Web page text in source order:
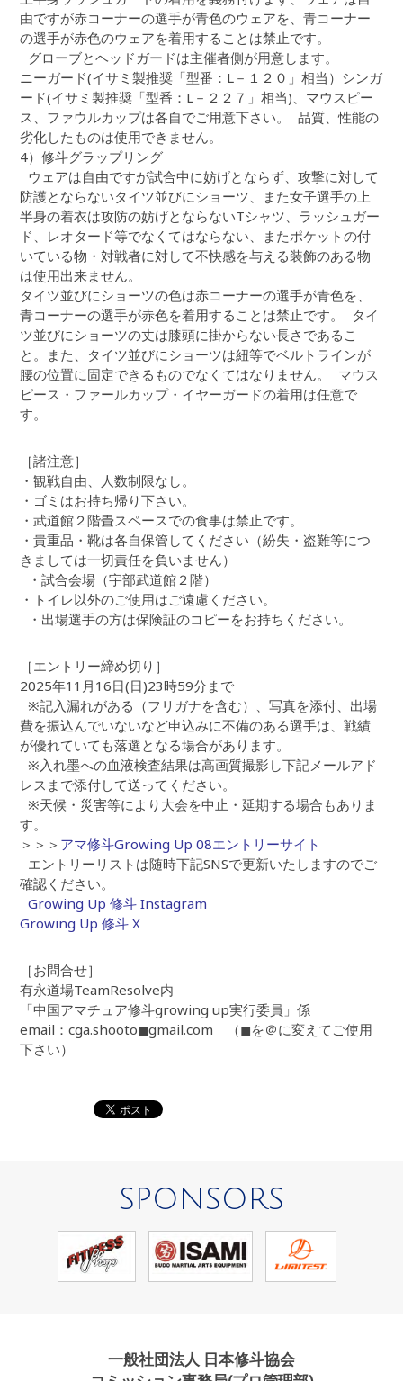
由ですが赤コーナーの選手が青色のウェアを、青コーナー
の選手が赤色のウェアを着用することは禁止です。
グローブとヘッドガードは主催者側が用意します。
ニーガード(イサミ製推奨「型番：L－１２０」相当）シンガ
ード(イサミ製推奨「型番：L－２２７」相当)、マウスピー
ス、ファウルカップは各自でご用意下さい。 品質、性能の
劣化したものは使用できません。
4）修斗グラップリング
ウェアは自由ですが試合中に妨げとならず、攻撃に対して
防護とならないタイツ並びにショーツ、また女子選手の上
半身の着衣は攻防の妨げとならないTシャツ、ラッシュガー
ド、レオタード等でなくてはならない、またポケットの付
いている物・対戦者に対して不快感を与える装飾のある物
は使用出来ません。
タイツ並びにショーツの色は赤コーナーの選手が青色を、
青コーナーの選手が赤色を着用することは禁止です。 タイ
ツ並びにショーツの丈は膝頭に掛からない長さであるこ
と。また、タイツ並びにショーツは紐等でベルトラインが
腰の位置に固定できるものでなくてはなりません。 マウス
ピース・ファールカップ・イヤーガードの着用は任意で
す。
［諸注意］
・観戦自由、人数制限なし。
・ゴミはお持ち帰り下さい。
・武道館２階畳スペースでの食事は禁止です。
・貴重品・靴は各自保管してください（紛失・盗難等につ
きましては一切責任を負いません）
・試合会場（宇部武道館２階）
・トイレ以外のご使用はご遠慮ください。
・出場選手の方は保険証のコピーをお持ちください。
［エントリー締め切り］
2025年11月16日(日)23時59分まで
※記入漏れがある（フリガナを含む）、写真を添付、出場
費を振込んでいないなど申込みに不備のある選手は、戦績
が優れていても落選となる場合があります。
※入れ墨への血液検査結果は高画質撮影し下記メールアド
レスまで添付して送ってください。
※天候・災害等により大会を中止・延期する場合もありま
す。
＞＞＞ アマ修斗Growing Up 08エントリーサイト
エントリーリストは随時下記SNSで更新いたしますのでご
確認ください。
Growing Up 修斗 Instagram
Growing Up 修斗 X
［お問合せ］
有永道場TeamResolve内
「中国アマチュア修斗growing up実行委員」係
email：cga.shooto◼︎gmail.com （◼︎を＠に変えてご使用
下さい）
SPONSORS
一般社団法人 日本修斗協会